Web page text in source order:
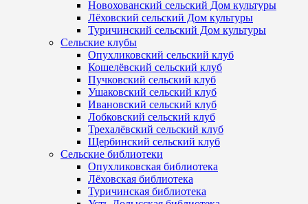
Новохованский сельский Дом культуры
Лёховский сельский Дом культуры
Туричинский сельский Дом культуры
Сельские клубы
Опухликовский сельский клуб
Кошелёвский сельский клуб
Пучковский сельский клуб
Ушаковский сельский клуб
Ивановский сельский клуб
Лобковский сельский клуб
Трехалёвский сельский клуб
Щербинский сельский клуб
Сельские библиотеки
Опухликовская библиотека
Лёховская библиотека
Туричинская библиотека